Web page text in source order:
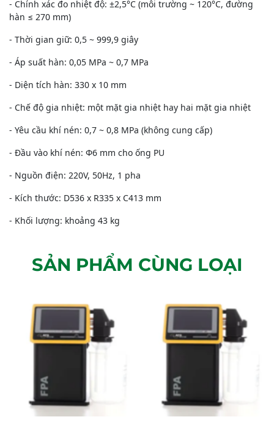
- Chính xác đo nhiệt độ: ±2,5°C (môi trường ~ 120°C, đường
hàn ≤ 270 mm)
- Thời gian giữ: 0,5 ~ 999,9 giây
- Áp suất hàn: 0,05 MPa ~ 0,7 MPa
- Diện tích hàn: 330 x 10 mm
- Chế độ gia nhiệt: một mặt gia nhiệt hay hai mặt gia nhiệt
- Yêu cầu khí nén: 0,7 ~ 0,8 MPa (không cung cấp)
- Đầu vào khí nén: Φ6 mm cho ống PU
- Nguồn điện: 220V, 50Hz, 1 pha
- Kích thước: D536 x R335 x C413 mm
- Khối lượng: khoảng 43 kg
SẢN PHẨM CÙNG LOẠI